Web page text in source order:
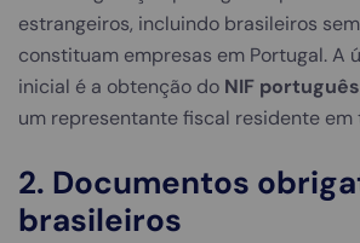
estrangeiros, incluindo brasileiros
constituam empresas em Portugal. A
inicial é a obtenção do NIF português
um representante fiscal residente
2. Documentos
brasileiros